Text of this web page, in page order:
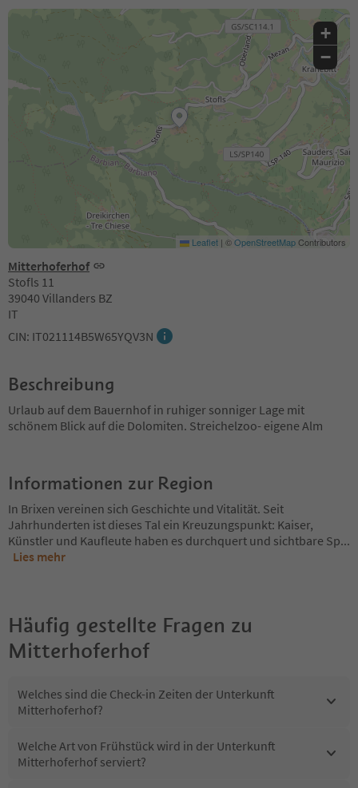
Mitterhoferhof
Stofls 11
39040 Villanders BZ
IT
CIN: IT021114B5W65YQV3N
+
−
Leaflet | ©OpenStreetMapContributors
Beschreibung
Urlaub auf dem Bauernhof in ruhiger sonniger Lage mit
schönem Blick auf die Dolomiten. Streichelzoo- eigene Alm
Informationen zur Region
In Brixen vereinen sich Geschichte und Vitalität. Seit
Jahrhunderten ist dieses Tal ein Kreuzungspunkt: Kaiser,
Künstler und Kaufleute haben es durchquert und sichtbare Sp...
Lies mehr
Häufig gestellte Fragen zu
Mitterhoferhof
Welches sind die Check-in Zeiten der Unterkunft
Mitterhoferhof?
Welche Art von Frühstück wird in der Unterkunft
Mitterhoferhof serviert?